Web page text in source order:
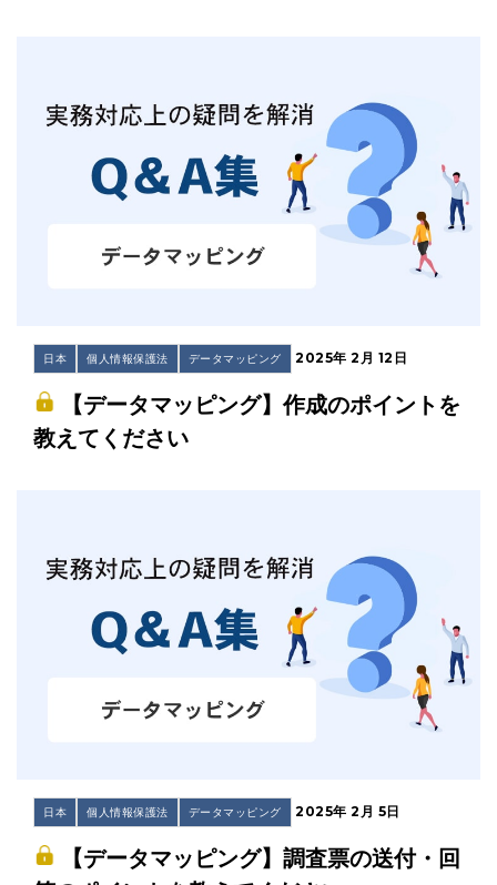
日本 個人情報保護法 データマッピング 2025年 2月 12日
【データマッピング】作成のポイントを
教えてください
日本 個人情報保護法 データマッピング 2025年 2月 5日
【データマッピング】調査票の送付・回